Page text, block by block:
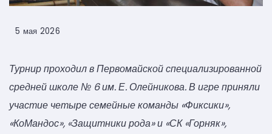
5 мая 2026
Турнир проходил в Первомайской специализированной
средней школе № 6 им. Е. Олейникова. В игре приняли
участие четыре семейные команды «Фиксики»,
«КоМандос», «Защитники рода» и «СК «Горняк»,